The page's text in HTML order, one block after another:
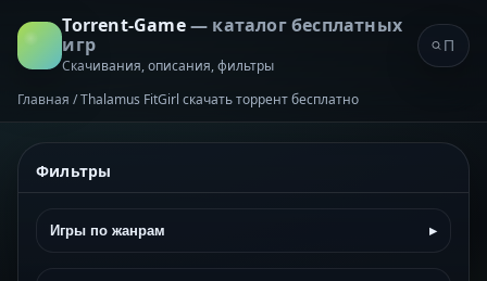
Torrent-Game— каталог бесплатных
игр
Скачивания, описания, фильтры
Главная /Thalamus FitGirl скачать торрент бесплатно
Фильтры
Игры по жанрам ▸